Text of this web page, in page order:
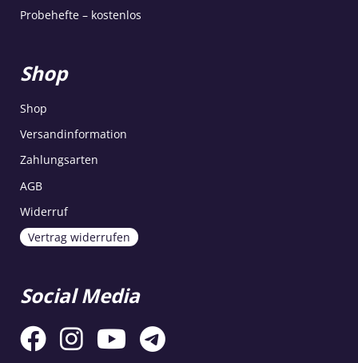
Probehefte – kostenlos
Shop
Shop
Versandinformation
Zahlungsarten
AGB
Widerruf
Vertrag widerrufen
Social Media